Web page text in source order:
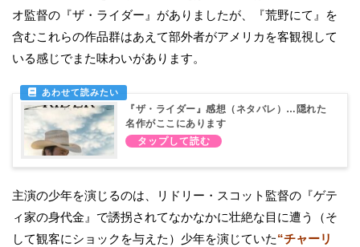
オ監督の『ザ・ライダー』がありましたが、『荒野にて』を
含むこれらの作品群はあえて部外者がアメリカを客観視して
いる感じでまた味わいがあります。
『ザ・ライダー』感想（ネタバレ）…隠れた
名作がここにあります
主演の少年を演じるのは、リドリー・スコット監督の『ゲテ
ィ家の身代金』で誘拐されてなかなかに壮絶な目に遭う（そ
して観客にショックを与えた）少年を演じていた“チャーリ